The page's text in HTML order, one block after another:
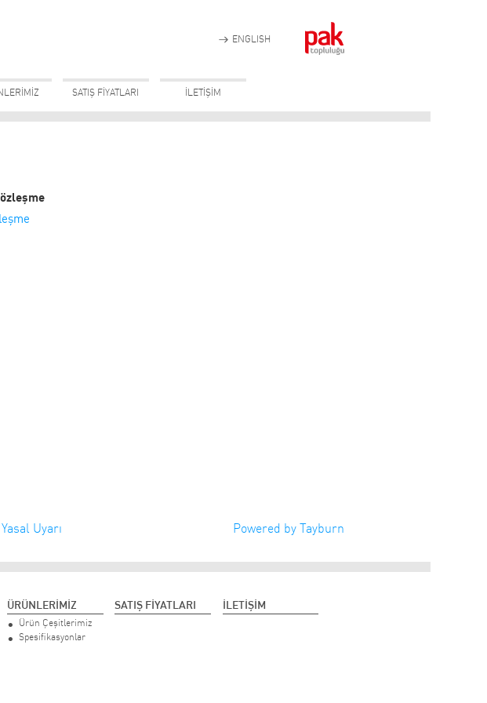
ENGLISH
SATIŞ FİYATLARI İLETİŞİM
Yasal Uyarı Powered by Tayburn
ÜRÜNLERİMİZ
Ürün Çeşitlerimiz
Spesifikasyonlar
SATIŞ FİYATLARI İLETİŞİM